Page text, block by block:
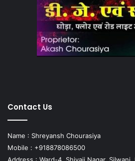
Contact Us
Name : Shreyansh Chourasiya
Mobile : +918878086500